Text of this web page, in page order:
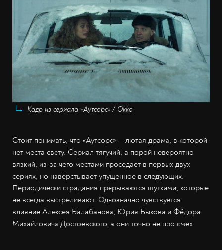
Кадр из сериала «Аутсорс» / Okko
Стоит понимать, что «Аутсорс» — лютая драма, в которой
нет места свету. Сериал тягучий, а порой невероятно
вязкий, из-за чего местами проседает в первых двух
сериях, но навёрстывает упущенное в следующих.
Периодически страдания прерываются шутками, которые
не всегда выстреливают. Однозначно чувствуется
влияние Алексея Балабанова, Юрия Быкова и Фёдора
Михайловича Достоевского, а они точно не про смех.